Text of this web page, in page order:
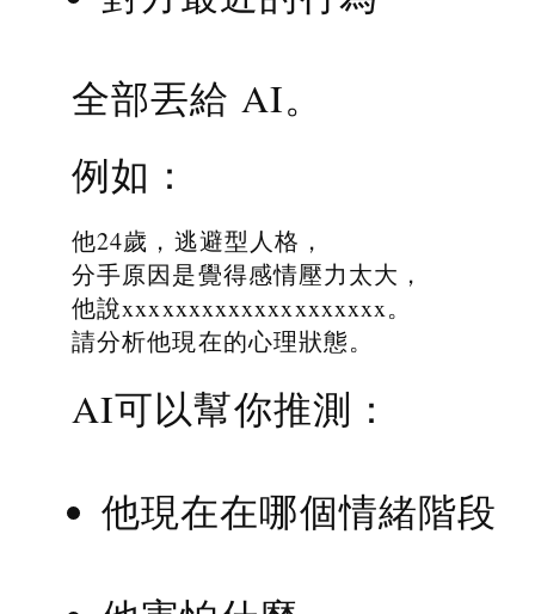
全部丟給 AI。
例如：
他24歲，逃避型人格，
分手原因是覺得感情壓力太大，
他說xxxxxxxxxxxxxxxxxxxx。
請分析他現在的心理狀態。
AI可以幫你推測：
他現在在哪個情緒階段